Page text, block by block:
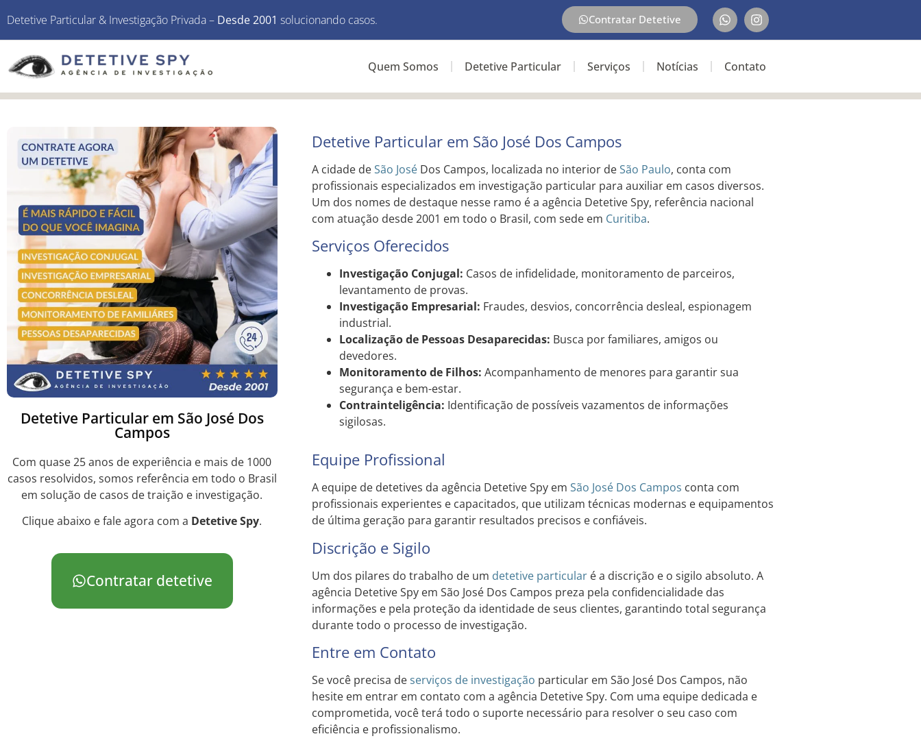
Detetive Particular & Investigação Privada – Desde 2001 solucionando casos. Contratar Detetive
Quem Somos Detetive Particular Serviços Notícias Contato
Detetive Particular em São José Dos
Campos
Com quase 25 anos de experiência e mais de 1000
casos resolvidos, somos referência em todo o Brasil
em solução de casos de traição e investigação.
Clique abaixo e fale agora com a Detetive Spy.
Contratar detetive
Detetive Particular em São José Dos Campos
A cidade deSão JoséDos Campos, localizada no interior deSão Paulo, conta com
profissionais especializados em investigação particular para auxiliar em casos diversos.
Um dos nomes de destaque nesse ramo é a agência Detetive Spy, referência nacional
com atuação desde 2001 em todo o Brasil, com sede em Curitiba.
Serviços Oferecidos
Investigação Conjugal: Casos de infidelidade, monitoramento de parceiros,
levantamento de provas.
Investigação Empresarial: Fraudes, desvios, concorrência desleal, espionagem
industrial.
Localização de Pessoas Desaparecidas: Busca por familiares, amigos ou
devedores.
Monitoramento de Filhos: Acompanhamento de menores para garantir sua
segurança e bem-estar.
Contrainteligência: Identificação de possíveis vazamentos de informações
sigilosas.
Equipe Profissional
A equipe de detetives da agência Detetive Spy em São José Dos Campos conta com
profissionais experientes e capacitados, que utilizam técnicas modernas e equipamentos
de última geração para garantir resultados precisos e confiáveis.
Discrição e Sigilo
Um dos pilares do trabalho de um detetive particularé a discrição e o sigilo absoluto. A
agência Detetive Spy em São José Dos Campos preza pela confidencialidade das
informações e pela proteção da identidade de seus clientes, garantindo total segurança
durante todo o processo de investigação.
Entre em Contato
Se você precisa deserviços de investigação particular em São José Dos Campos, não
hesite em entrar em contato com a agência Detetive Spy. Com uma equipe dedicada e
comprometida, você terá todo o suporte necessário para resolver o seu caso com
eficiência e profissionalismo.